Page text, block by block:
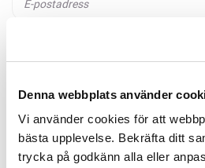
Denna webbplats använder
Vi använder cookies för att
bästa upplevelse. Bekräfta ditt
trycka på godkänn alla eller
55,00kr
Beställningsvara